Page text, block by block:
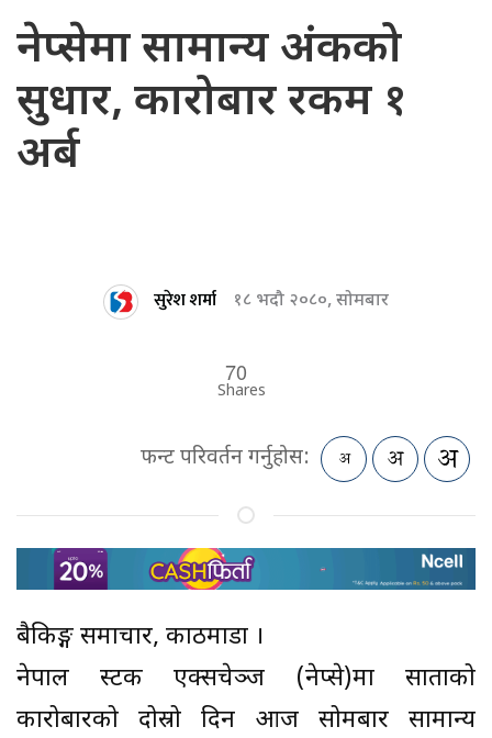
नेप्सेमा सामान्य अंकको
सुधार, कारोबार रकम १
अर्ब
सुरेश शर्मा १८ भदौ २०८०, सोमबार
70
Shares
फन्ट परिवर्तन गर्नुहोस:
बैकिङ्ग समाचार, काठमाडौं ।
नेपाल स्टक एक्सचेञ्ज (नेप्से)मा साताको
कारोबारको दोस्रो दिन आज सोमबार सामान्य